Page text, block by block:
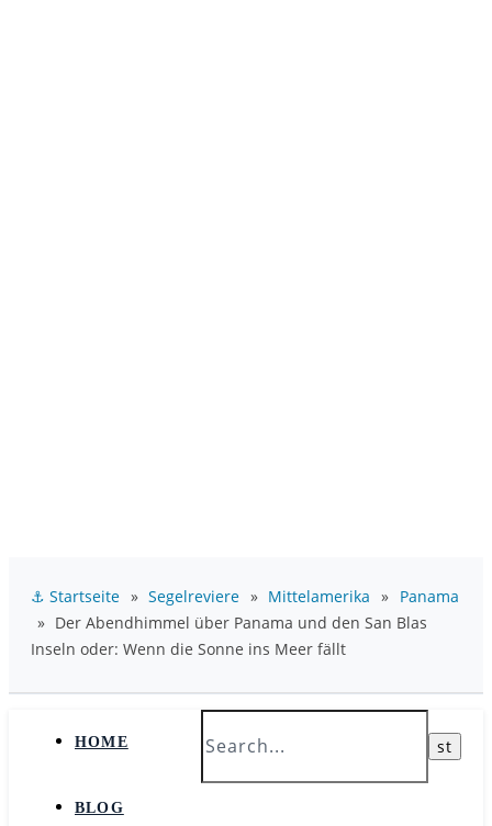
⚓ Startseite » Segelreviere » Mittelamerika » Panama
» Der Abendhimmel über Panama und den San Blas
Inseln oder: Wenn die Sonne ins Meer fällt
HOME
BLOG